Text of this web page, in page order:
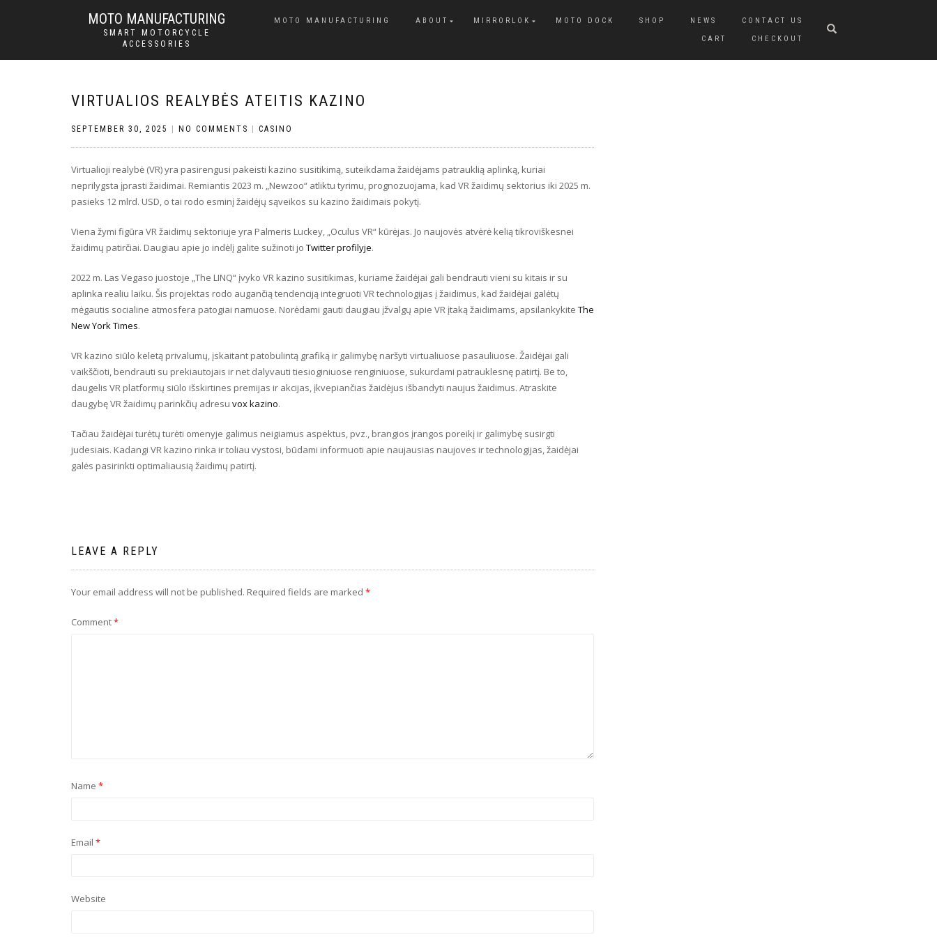
MOTO MANUFACTURING
SMART MOTORCYCLE
ACCESSORIES
MOTO MANUFACTURING ABOUT MIRRORLOK MOTO DOCK SHOP NEWS
CONTACT US
CART
CHECKOUT
VIRTUALIOS REALYBĖS ATEITIS KAZINO
SEPTEMBER 30, 2025 NO COMMENTS CASINO
Virtualioji realybė (VR) yra pasirengusi pakeisti kazino susitikimą, suteikdama žaidėjams patrauklią aplinką, kuriai
neprilygsta įprasti žaidimai. Remiantis 2023 m. „Newzoo“ atliktu tyrimu, prognozuojama, kad VR žaidimų sektorius iki 2025 m.
pasieks 12 mlrd. USD, o tai rodo esminį žaidėjų sąveikos su kazino žaidimais pokytį.
Viena žymi figūra VR žaidimų sektoriuje yra Palmeris Luckey, „Oculus VR“ kūrėjas. Jo naujovės atvėrė kelią tikroviškesnei
žaidimų patirčiai. Daugiau apie jo indėlį galite sužinoti jo Twitter profilyje.
2022 m. Las Vegaso juostoje „The LINQ“ įvyko VR kazino susitikimas, kuriame žaidėjai gali bendrauti vieni su kitais ir su
aplinka realiu laiku. Šis projektas rodo augančią tendenciją integruoti VR technologijas į žaidimus, kad žaidėjai galėtų
mėgautis socialine atmosfera patogiai namuose. Norėdami gauti daugiau įžvalgų apie VR įtaką žaidimams, apsilankykite The
New York Times.
VR kazino siūlo keletą privalumų, įskaitant patobulintą grafiką ir galimybę naršyti virtualiuose pasauliuose. Žaidėjai gali
vaikščioti, bendrauti su prekiautojais ir net dalyvauti tiesioginiuose renginiuose, sukurdami patrauklesnę patirtį. Be to,
daugelis VR platformų siūlo išskirtines premijas ir akcijas, įkvepiančias žaidėjus išbandyti naujus žaidimus. Atraskite
daugybę VR žaidimų parinkčių adresu vox kazino.
Tačiau žaidėjai turėtų turėti omenyje galimus neigiamus aspektus, pvz., brangios įrangos poreikį ir galimybę susirgti
judesiais. Kadangi VR kazino rinka ir toliau vystosi, būdami informuoti apie naujausias naujoves ir technologijas, žaidėjai
galės pasirinkti optimaliausią žaidimų patirtį.
LEAVE A REPLY
Your email address will not be published. Required fields are marked *
Comment*
Name *
Email *
Website